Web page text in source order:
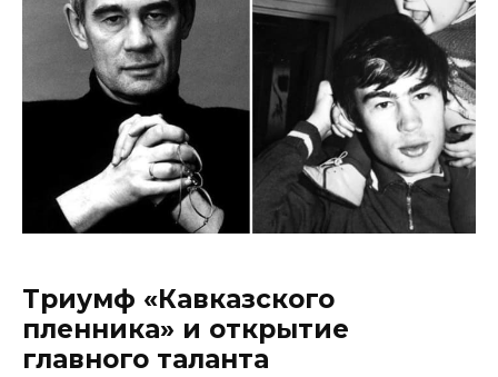
Триумф «Кавказского
пленника» и открытие
главного таланта